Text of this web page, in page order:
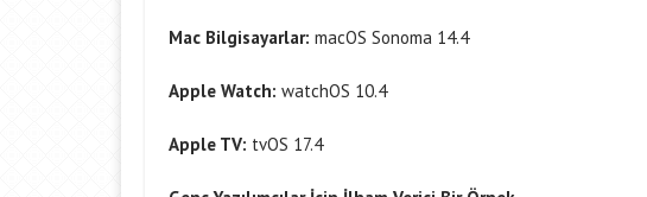
Mac Bilgisayarlar: macOS Sonoma 14.4
Apple Watch: watchOS 10.4
Apple TV: tvOS 17.4